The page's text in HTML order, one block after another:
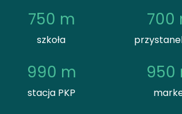
szkoła
750 m 700
stacja PKP
990 m 950